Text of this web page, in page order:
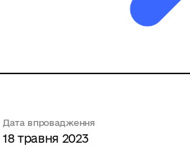
Дата впровадження
18 травня 2023